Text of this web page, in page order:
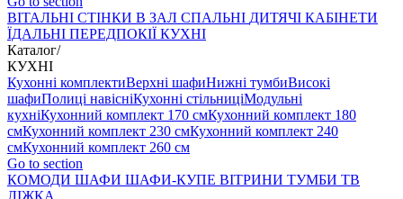
ВIТАЛЬНI СТІНКИ В ЗАЛ СПАЛЬНІ ДИТЯЧІ КАБІНЕТИ
ЇДАЛЬНI ПЕРЕДПОКІЇ КУХНІ
Каталог/
КУХНІ
Кухонні комплектиВерхні шафиНижні тумбиВисокі
шафиПолиці навісніКухонні стільниціМодульні
кухніКухонний комплект 170 смКухонний комплект 180
смКухонний комплект 230 смКухонний комплект 240
смКухонний комплект 260 см
Go to section
КОМОДИ ШАФИ ШАФИ-КУПЕ ВІТРИНИ ТУМБИ ТВ
ЛІЖКА